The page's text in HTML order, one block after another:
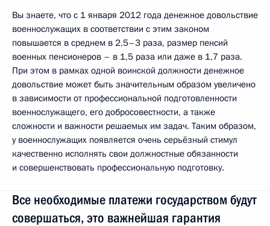
Вы знаете, что с 1 января 2012 года денежное довольствие
военнослужащих в соответствии с этим законом
повышается в среднем в 2,5–3 раза, размер пенсий
военных пенсионеров – в 1,5 раза или даже в 1,7 раза.
При этом в рамках одной воинской должности денежное
довольствие может быть значительным образом увеличено
в зависимости от профессиональной подготовленности
военнослужащего, его добросовестности, а также
сложности и важности решаемых им задач. Таким образом,
у военнослужащих появляется очень серьёзный стимул
качественно исполнять свои должностные обязанности
и совершенствовать профессиональную подготовку.
Все необходимые платежи государством будут
совершаться, это важнейшая гарантия